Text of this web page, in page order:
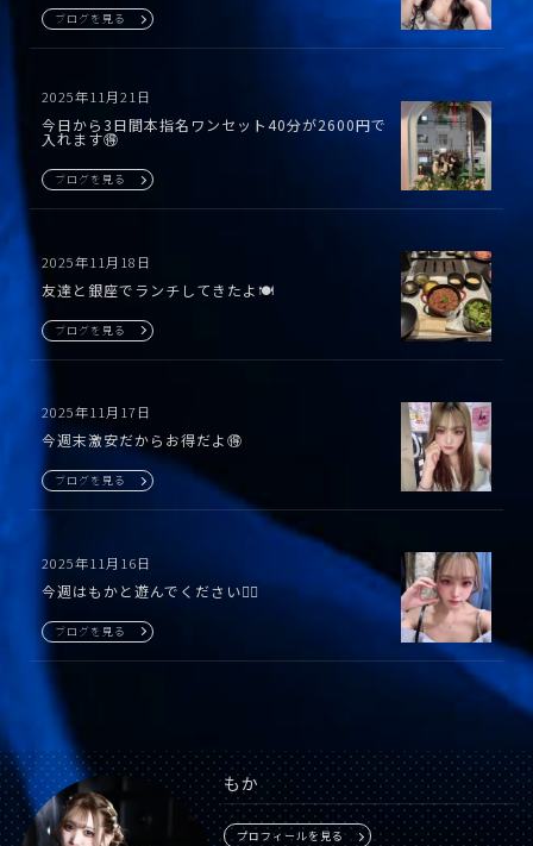
ブログを見る
2025年11月21日
今日から3日間本指名ワンセット40分が2600円で
入れます🉐
ブログを見る
2025年11月18日
友達と銀座でランチしてきたよ🍽
ブログを見る
2025年11月17日
今週末激安だからお得だよ🉐
ブログを見る
2025年11月16日
今週はもかと遊んでください🙇‍♀️
ブログを見る
もか
プロフィールを見る